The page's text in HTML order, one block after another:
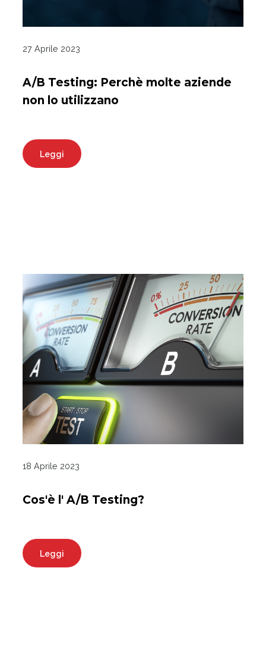
27 Aprile 2023
A/B Testing: Perchè molte aziende
non lo utilizzano
Leggi
18 Aprile 2023
Cos'è l' A/B Testing?
Leggi